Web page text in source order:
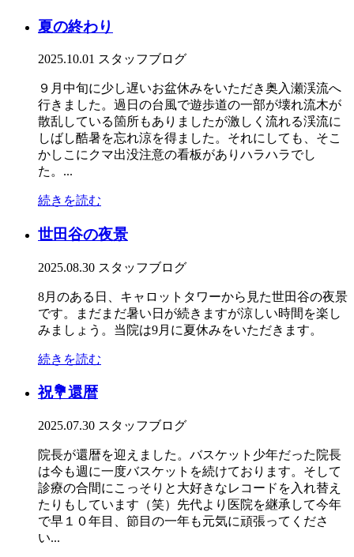
夏の終わり
2025.10.01 スタッフブログ
９月中旬に少し遅いお盆休みをいただき奥入瀬渓流へ
行きました。過日の台風で遊歩道の一部が壊れ流木が
散乱している箇所もありましたが激しく流れる渓流に
しばし酷暑を忘れ涼を得ました。それにしても、そこ
かしこにクマ出没注意の看板がありハラハラでし
た。...
続きを読む
世田谷の夜景
2025.08.30 スタッフブログ
8月のある日、キャロットタワーから見た世田谷の夜景
です。まだまだ暑い日が続きますが涼しい時間を楽し
みましょう。当院は9月に夏休みをいただきます。
続きを読む
祝💐還暦
2025.07.30 スタッフブログ
院長が還暦を迎えました。バスケット少年だった院長
は今も週に一度バスケットを続けております。そして
診療の合間にこっそりと大好きなレコードを入れ替え
たりもしています（笑）先代より医院を継承して今年
で早１０年目、節目の一年も元気に頑張ってくださ
い...